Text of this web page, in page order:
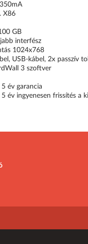
X86
GB
interfész
1024x768
USB-kábel, 2x passzív
3 szoftver
év garancia
év ingyenesen frissítés a